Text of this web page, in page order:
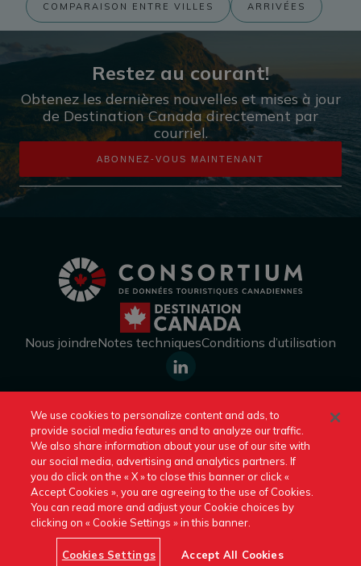
COMPARAISON ENTRE VILLES ARRIVÉES
Restez au courant!
Obtenez les dernières nouvelles et mises à jour
de Destination Canada directement par
courriel.
ABONNEZ-VOUS MAINTENANT
Nous joindreNotes techniquesConditions d’utilisation
https://www.linkedin.com/
canada/
Consulter un autre site de Destination Canada :
Un site officiel de Destination Canada © 2026
We use cookies to personalize content and ads, to
provide social media features and to analyze our traffic.
We also share information about your use of our site with
our social media, advertising and analytics partners. If
you do click on the « X » to close this banner or click «
Accept Cookies », you are agreeing to the use of Cookies.
You can read more and adjust your Cookie choices by
clicking on « Cookie Settings » in this banner.
Cookies Settings Accept All Cookies